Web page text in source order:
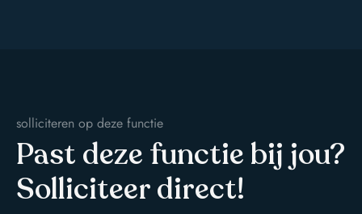
solliciteren op deze functie
Past deze functie bij jou?
Solliciteer direct!